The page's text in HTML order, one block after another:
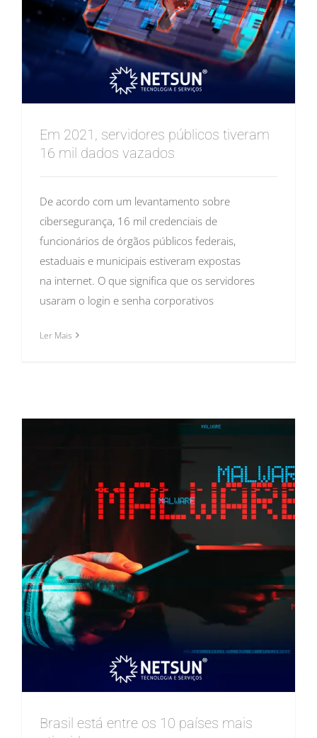
Em 2021, servidores públicos tiveram
16 mil dados vazados
De acordo com um levantamento sobre
cibersegurança, 16 mil credenciais de
funcionários de órgãos públicos federais,
estaduais e municipais estiveram expostas
na internet. O que significa que os servidores
usaram o login e senha corporativos
Ler Mais
Brasil está entre os 10 países mais